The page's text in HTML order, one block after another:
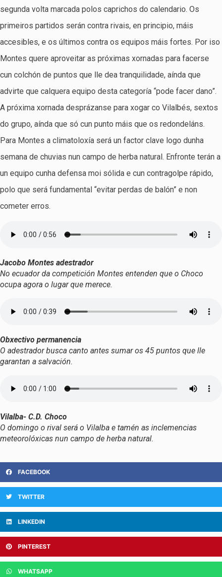
segunda volta marcada polos caprichos do calendario. Os
primeiros partidos serán contra rivais, en principio, máis
accesibles, e os últimos contra os equipos máis fortes. Por iso
Montes quere aproveitar as próximas xornadas para facerse
cun colchón de puntos que lle dea tranquilidade, aínda que
advirte que calquera equipo desta categoría “pode facer dano”.
A próxima xornada desprázanse para xogar co Vilalbés, sextos
do grupo, aínda que só cun punto máis que os redondeláns.
Para Montes a climatoloxía será un factor clave logo dunha
semana de chuvias nun campo de herba natural. Enfronte terán a
un equipo cunha defensa moi sólida e cun contragolpe rápido,
polo que será fundamental “evitar perdas de balón” e non
cometer erros.
Jacobo Montes adestrador
No ecuador da competición Montes entenden que o Choco
ocupa agora o lugar que merece.
Obxectivo permanencia
O adestrador busca canto antes sumar os 45 puntos que lle
garantan a salvación.
Vilalba- C.D. Choco
O domingo o rival será o Vilalba e tamén as inclemencias
meteorolóxicas nun campo de herba natural.
FACEBOOK
TWITTER
LINKEDIN
PINTEREST
WHATSAPP